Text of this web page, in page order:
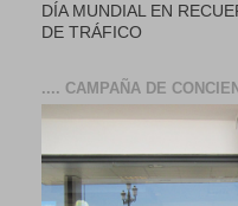
DÍA MUNDIAL EN
DE TRÁFICO
.... CAMPAÑA DE